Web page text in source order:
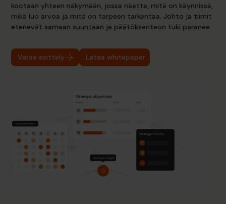
kootaan yhteen näkymään, jossa näette, mitä on käynnissä,
mikä luo arvoa ja mitä on tarpeen tarkentaa. Johto ja tiimit
etenevät samaan suuntaan ja päätöksenteon tuki paranee.
‍Varaa esittely Lataa whitepaper